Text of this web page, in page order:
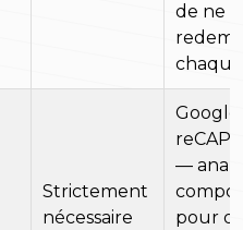
de ne
Strictement
nécessaire
Google
—
pour